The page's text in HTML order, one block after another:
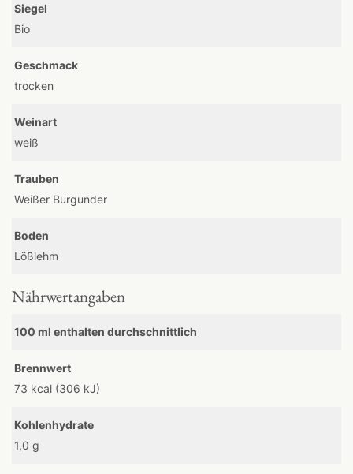
Siegel
Bio
Geschmack
trocken
Weinart
weiß
Trauben
Weißer Burgunder
Boden
Lößlehm
Nährwertangaben
100 ml enthalten durchschnittlich
Brennwert
73 kcal (306 kJ)
Kohlenhydrate
1,0 g